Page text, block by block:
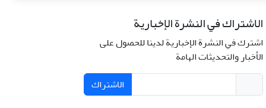
الاشتراك في النشرة الإخبارية
اشترك في النشرة الإخبارية لدينا للحصول على
الأخبار والتحديثات الهامة
الاشتراك